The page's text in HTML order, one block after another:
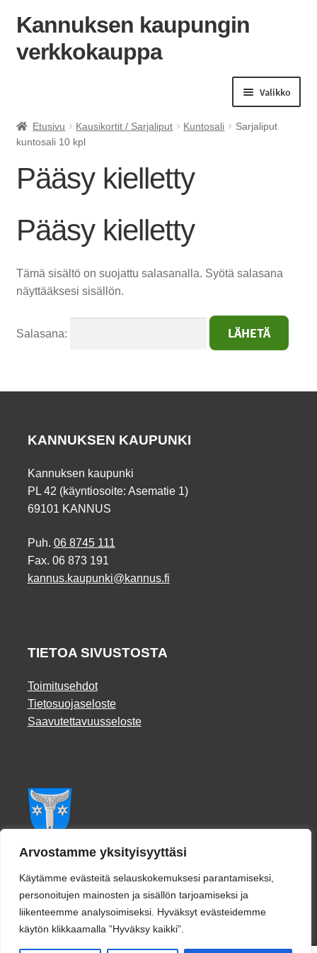
Arvostamme yksityisyyttäsi
Käytämme evästeitä selauskokemuksesi parantamiseksi,
personoitujen mainosten ja sisällön tarjoamiseksi ja
liikenteemme analysoimiseksi. Hyväksyt evästeidemme
käytön klikkaamalla ”Hyväksy kaikki”.
Siirry
Siirry
Kannuksen kaupungin
verkkokauppa
Valikko
Etusivu Kausikortit / Sarjaliput Kuntosali
Sarjaliput
kuntosali 10 kpl
Pääsy kielletty
Pääsy kielletty
Tämä sisältö on suojattu salasanalla. Syötä salasana
näyttääksesi sisällön.
Salasana:
KANNUKSEN KAUPUNKI
Kannuksen kaupunki
PL 42 (käyntiosoite: Asematie 1)
69101 KANNUS
Puh. 06 8745 111
Fax. 06 873 191
kannus.kaupunki@kannus.fi
TIETOA SIVUSTOSTA
Toimitusehdot
Tietosuojaseloste
Saavutettavuusseloste
Facebook